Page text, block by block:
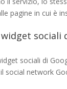
pagine in cui è
sociali
sociali di
social network